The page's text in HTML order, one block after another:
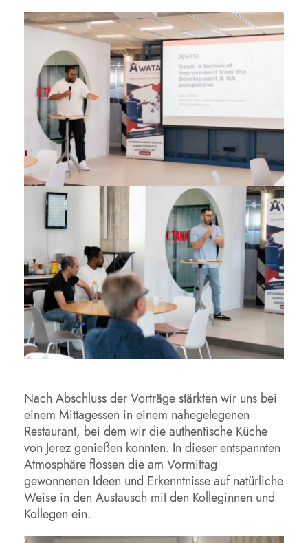
Nach Abschluss der Vorträge stärkten wir uns bei
einem Mittagessen in einem nahegelegenen
Restaurant, bei dem wir die authentische Küche
von Jerez genießen konnten. In dieser entspannten
Atmosphäre flossen die am Vormittag
gewonnenen Ideen und Erkenntnisse auf natürliche
Weise in den Austausch mit den Kolleginnen und
Kollegen ein.